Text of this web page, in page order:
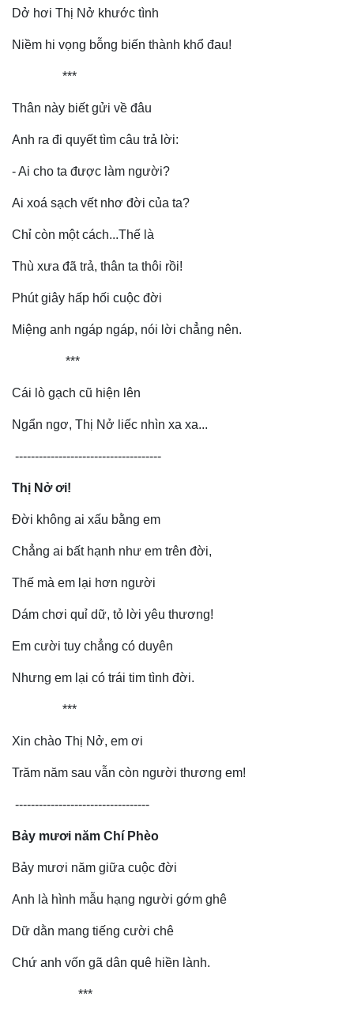
Pháp luật
Tin nóng
Việt Nam
Bóng đá
Thế giới thể thao
Hậu trường
Dở hơi Thị Nở khước tình
Niềm hi vọng bỗng biến thành khổ đau!
***
Thân này biết gửi về đâu
Anh ra đi quyết tìm câu trả lời:
- Ai cho ta được làm người?
Ai xoá sạch vết nhơ đời của ta?
Chỉ còn một cách...Thế là
Thù xưa đã trả, thân ta thôi rồi!
Phút giây hấp hối cuộc đời
Miệng anh ngáp ngáp, nói lời chẳng nên.
***
Cái lò gạch cũ hiện lên
Ngẩn ngơ, Thị Nở liếc nhìn xa xa...
-------------------------------------
Thị Nở ơi!
Đời không ai xấu bằng em
Chẳng ai bất hạnh như em trên đời,
Thế mà em lại hơn người
Dám chơi quỉ dữ, tỏ lời yêu thương!
Em cười tuy chẳng có duyên
Nhưng em lại có trái tim tình đời.
***
Xin chào Thị Nở, em ơi
Trăm năm sau vẫn còn người thương em!
----------------------------------
Bảy mươi năm Chí Phèo
Bảy mươi năm giữa cuộc đời
Anh là hình mẫu hạng người gớm ghê
Dữ dằn mang tiếng cười chê
Chứ anh vốn gã dân quê hiền lành.
***